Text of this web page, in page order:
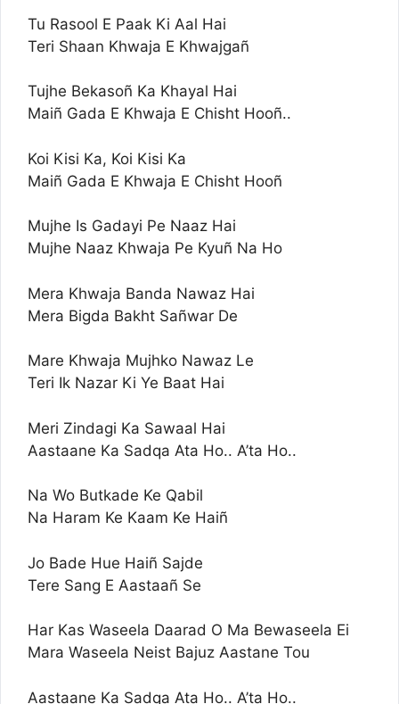
Tu Rasool E Paak Ki Aal Hai
Teri Shaan Khwaja E Khwajgañ
Tujhe Bekasoñ Ka Khayal Hai
Maiñ Gada E Khwaja E Chisht Hooñ..
Koi Kisi Ka, Koi Kisi Ka
Maiñ Gada E Khwaja E Chisht Hooñ
Mujhe Is Gadayi Pe Naaz Hai
Mujhe Naaz Khwaja Pe Kyuñ Na Ho
Mera Khwaja Banda Nawaz Hai
Mera Bigda Bakht Sañwar De
Mare Khwaja Mujhko Nawaz Le
Teri Ik Nazar Ki Ye Baat Hai
Meri Zindagi Ka Sawaal Hai
Aastaane Ka Sadqa Ata Ho.. A’ta Ho..
Na Wo Butkade Ke Qabil
Na Haram Ke Kaam Ke Haiñ
Jo Bade Hue Haiñ Sajde
Tere Sang E Aastaañ Se
Har Kas Waseela Daarad O Ma Bewaseela Ei
Mara Waseela Neist Bajuz Aastane Tou
Aastaane Ka Sadqa Ata Ho.. A’ta Ho..